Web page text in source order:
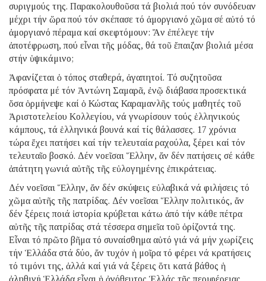
συριγμούς της. Παρακολουθοῦσα τά βιολιά πού τόν συνόδευαν
μέχρι τήν ὥρα πού τόν σκέπασε τό ἀμοργιανό χῶμα σέ αὐτό τό
ἀμοργιανό πέραμα καί σκεφτόμουν: Ἄν ἐπέλεγε τήν
ἀποτέφρωση, πού εἶναι τῆς μόδας, θά τοῦ ἔπαιζαν βιολιά μέσα
στήν ὑψικάμινο;
Ἀφανίζεται ὁ τόπος σταθερά, ἀγαπητοί. Τό συζητοῦσα
πρόσφατα μέ τόν Ἀντώνη Σαμαρᾶ, ἐνῷ διάβασα προσεκτικά
ὅσα ὁρμήνεψε καί ὁ Κώστας Καραμανλῆς τούς μαθητές τοῦ
Ἀριστοτελείου Κολλεγίου, νά γνωρίσουν τούς ἑλληνικούς
κάμπους, τά ἑλληνικά βουνά καί τίς θάλασσες. 17 χρόνια
τώρα ἔχει πατήσει καί τήν τελευταία ραχούλα, ξέρει καί τόν
τελευταῖο βοσκό. Δέν νοεῖσαι Ἕλλην, ἄν δέν πατήσεις σέ κάθε
ἀπάτητη γωνιά αὐτῆς τῆς εὐλογημένης ἐπικράτειας.
Δέν νοεῖσαι Ἕλλην, ἄν δέν σκύψεις εὐλαβικά νά φιλήσεις τό
χῶμα αὐτῆς τῆς πατρίδας. Δέν νοεῖσαι Ἕλλην πολιτικός, ἄν
δέν ξέρεις ποιά ἱστορία κρύβεται κάτω ἀπό τήν κάθε πέτρα
αὐτῆς τῆς πατρίδας στά τέσσερα σημεῖα τοῦ ὁρίζοντά της.
Εἶναι τό πρῶτο βῆμα τό συναίσθημα αὐτό γιά νά μήν χωρίζεις
τήν Ἑλλάδα στά δύο, ἄν τυχόν ἡ μοῖρα τό φέρει νά κρατήσεις
τό τιμόνι της, ἀλλά καί γιά νά ξέρεις ὅτι κατά βάθος ἡ
ἀληθινή Ἑλλάδα εἶναι ἡ ἀνόθευτος Ἑλλάς τῆς περιφέρειας.